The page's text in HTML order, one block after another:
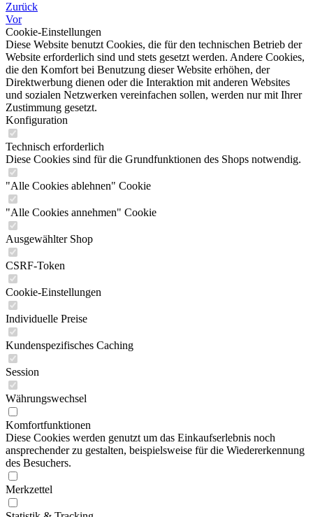
Zurück
Vor
Cookie-Einstellungen
Diese Website benutzt Cookies, die für den technischen Betrieb der
Website erforderlich sind und stets gesetzt werden. Andere Cookies,
die den Komfort bei Benutzung dieser Website erhöhen, der
Direktwerbung dienen oder die Interaktion mit anderen Websites
und sozialen Netzwerken vereinfachen sollen, werden nur mit Ihrer
Zustimmung gesetzt.
Konfiguration
Technisch erforderlich
Diese Cookies sind für die Grundfunktionen des Shops notwendig.
"Alle Cookies ablehnen" Cookie
"Alle Cookies annehmen" Cookie
Ausgewählter Shop
CSRF-Token
Cookie-Einstellungen
Individuelle Preise
Kundenspezifisches Caching
Session
Währungswechsel
Komfortfunktionen
Diese Cookies werden genutzt um das Einkaufserlebnis noch
ansprechender zu gestalten, beispielsweise für die Wiedererkennung
des Besuchers.
Merkzettel